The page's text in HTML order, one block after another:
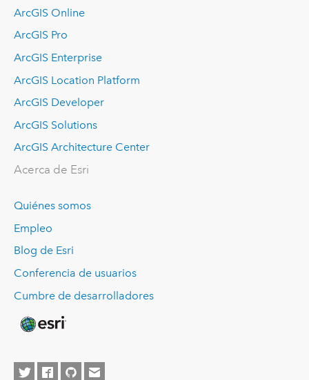
ArcGIS Online
ArcGIS Pro
ArcGIS Enterprise
ArcGIS Location Platform
ArcGIS Developer
ArcGIS Solutions
ArcGIS Architecture Center
Acerca de Esri
Quiénes somos
Empleo
Blog de Esri
Conferencia de usuarios
Cumbre de desarrolladores